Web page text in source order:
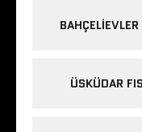
ÜSKÜDAR